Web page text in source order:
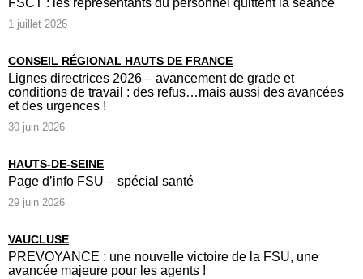
1 juillet 2026
CONSEIL RÉGIONAL HAUTS DE FRANCE
Lignes directrices 2026 – avancement de grade et
conditions de travail : des refus…mais aussi des avancées
et des urgences !
30 juin 2026
HAUTS-DE-SEINE
Page d’info FSU – spécial santé
29 juin 2026
VAUCLUSE
PREVOYANCE : une nouvelle victoire de la FSU, une
avancée majeure pour les agents !